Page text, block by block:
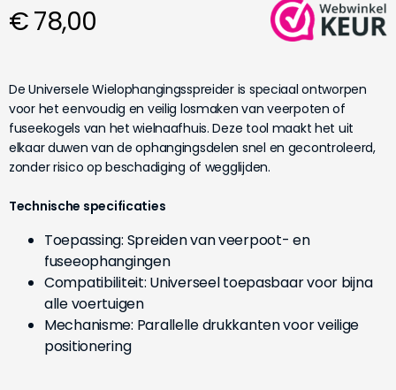
€ 78,00
De Universele Wielophangingsspreider is speciaal ontworpen
voor het eenvoudig en veilig losmaken van veerpoten of
fuseekogels van het wielnaafhuis. Deze tool maakt het uit
elkaar duwen van de ophangingsdelen snel en gecontroleerd,
zonder risico op beschadiging of wegglijden.
Technische specificaties
Toepassing: Spreiden van veerpoot- en
fuseeophangingen
Compatibiliteit: Universeel toepasbaar voor bijna
alle voertuigen
Mechanisme: Parallelle drukkanten voor veilige
positionering